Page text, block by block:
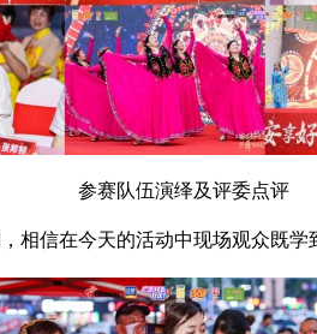
参赛队伍演绎及评委点评
信在今天的活动中现场观众既学